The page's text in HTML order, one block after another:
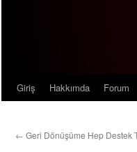
İçeriğe
Giriş Hakkımda Forum
← Geri Dönüşüme Hep Destek